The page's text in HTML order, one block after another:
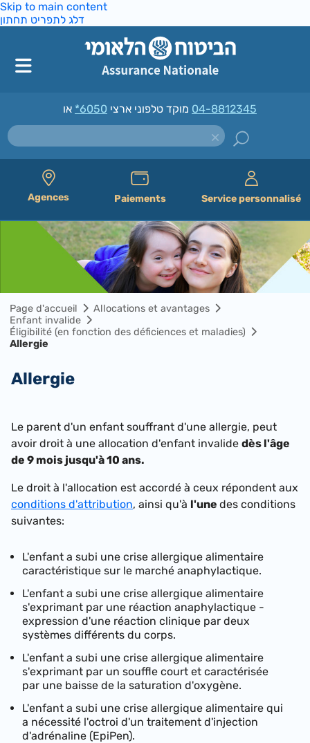
Skip to main content
דלג לתפריט תחתון
מוקד טלפוני ארצי *6050 04-8812345
Agences Paiements Service personnalisé
Page d'accueil
Allocations et avantages
Enfant invalide
Éligibilité (en fonction des déficiences et maladies)
Allergie
Allergie
Le parent d'un enfant souffrant d'une allergie, peut
avoir droit à une allocation d'enfant invalide dès l'âge
de 9 mois jusqu'à 10 ans.
Le droit à l'allocation est accordé à ceux répondent aux
conditions d'attribution, ainsi qu'à l'une des conditions
suivantes:
L'enfant a subi une crise allergique alimentaire
caractéristique sur le marché anaphylactique.
L'enfant a subi une crise allergique alimentaire
s'exprimant par une réaction anaphylactique -
expression d'une réaction clinique par deux
systèmes différents du corps.
L'enfant a subi une crise allergique alimentaire
s'exprimant par un souffle court et caractérisée
par une baisse de la saturation d'oxygène.
L'enfant a subi une crise allergique alimentaire qui
a nécessité l'octroi d'un traitement d'injection
d'adrénaline (EpiPen).